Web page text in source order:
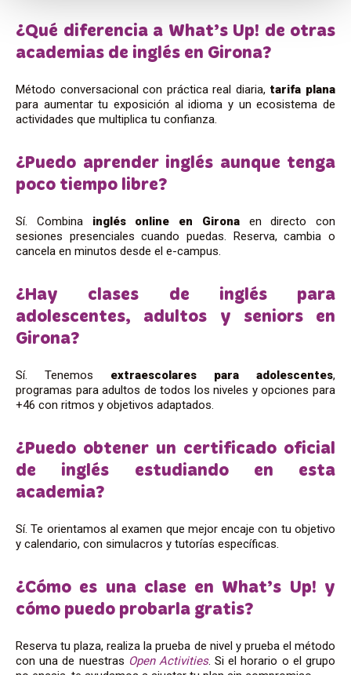
¿Qué diferencia a What’s Up! de otras
academias de inglés en Girona?
Método conversacional con práctica real diaria, tarifa plana
para aumentar tu exposición al idioma y un ecosistema de
actividades que multiplica tu confianza.
¿Puedo aprender inglés aunque tenga
poco tiempo libre?
Sí. Combina inglés online en Gironaen directo con
sesiones presenciales cuando puedas. Reserva, cambia o
cancela en minutos desde el e-campus.
¿Hay clases de inglés para
adolescentes, adultos y seniors en
Girona?
Sí. Tenemos extraescolares para adolescentes,
programas para adultos de todos los niveles y opciones para
+46 con ritmos y objetivos adaptados.
¿Puedo obtener un certificado oficial
de inglés estudiando en esta
academia?
Sí. Te orientamos al examen que mejor encaje con tu objetivo
y calendario, con simulacros y tutorías específicas.
¿Cómo es una clase en What’s Up! y
cómo puedo probarla gratis?
Reserva tu plaza, realiza la prueba de nivel y prueba el método
con una de nuestras Open Activities. Si el horario o el grupo